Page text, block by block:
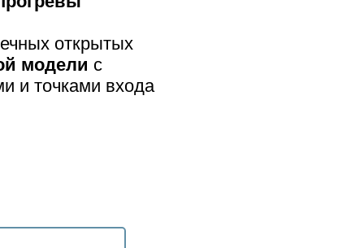
открытых
модели с
и точками входа